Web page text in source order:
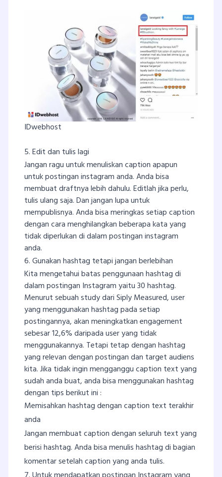
IDwebhost
5. Edit dan tulis lagi
Jangan ragu untuk menuliskan caption apapun
untuk postingan instagram anda. Anda bisa
membuat draftnya lebih dahulu. Editlah jika perlu,
tulis ulang saja. Dan jangan lupa untuk
mempublisnya. Anda bisa meringkas setiap caption
dengan cara menghilangkan beberapa kata yang
tidak diperlukan di dalam postingan instagram
anda.
6. Gunakan hashtag tetapi jangan berlebihan
Kita mengetahui batas penggunaan hashtag di
dalam postingan Instagram yaitu 30 hashtag.
Menurut sebuah study dari Siply Measured, user
yang menggunakan hashtag pada setiap
postingannya, akan meningkatkan engagement
sebesar 12,6% daripada user yang tidak
menggunakannya. Tetapi tetap dengan hashtag
yang relevan dengan postingan dan target audiens
kita. Jika tidak ingin mengganggu caption text yang
sudah anda buat, anda bisa menggunakan hashtag
dengan tips berikut ini :
Memisahkan hashtag dengan caption text terakhir
anda
Jangan membuat caption dengan seluruh text yang
berisi hashtag. Anda bisa menulis hashtag di bagian
komentar setelah caption yang anda tulis.